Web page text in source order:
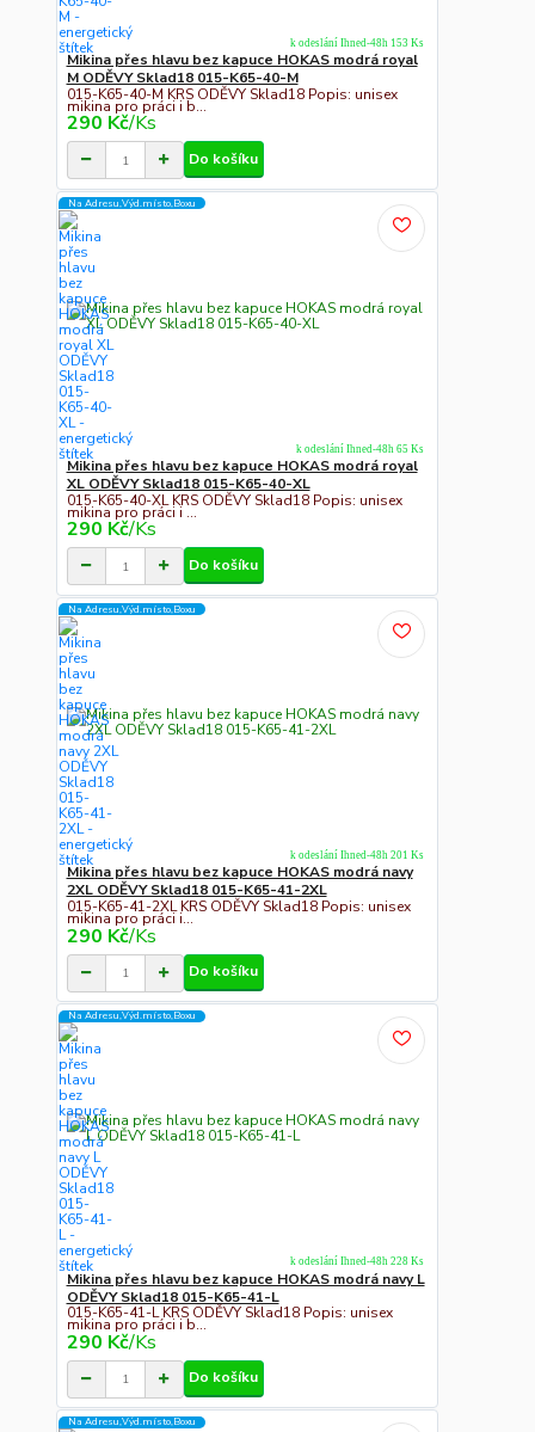
Mikina přes hlavu bez kapuce HOKAS modrá royal
M ODĚVY Sklad18 015-K65-40-M
015-K65-40-M KRS ODĚVY Sklad18 Popis: unisex
mikina pro práci i b...
290 Kč/Ks
k odeslání Ihned-48h 153 Ks
Do košíku
Na Adresu,Výd.místo,Boxu
Mikina přes hlavu bez kapuce HOKAS modrá royal
XL ODĚVY Sklad18 015-K65-40-XL
015-K65-40-XL KRS ODĚVY Sklad18 Popis: unisex
mikina pro práci i ...
290 Kč/Ks
k odeslání Ihned-48h 65 Ks
Do košíku
Na Adresu,Výd.místo,Boxu
Mikina přes hlavu bez kapuce HOKAS modrá navy
2XL ODĚVY Sklad18 015-K65-41-2XL
015-K65-41-2XL KRS ODĚVY Sklad18 Popis: unisex
mikina pro práci i...
290 Kč/Ks
k odeslání Ihned-48h 201 Ks
Do košíku
Na Adresu,Výd.místo,Boxu
Mikina přes hlavu bez kapuce HOKAS modrá navy L
ODĚVY Sklad18 015-K65-41-L
015-K65-41-L KRS ODĚVY Sklad18 Popis: unisex
mikina pro práci i b...
290 Kč/Ks
k odeslání Ihned-48h 228 Ks
Do košíku
Na Adresu,Výd.místo,Boxu